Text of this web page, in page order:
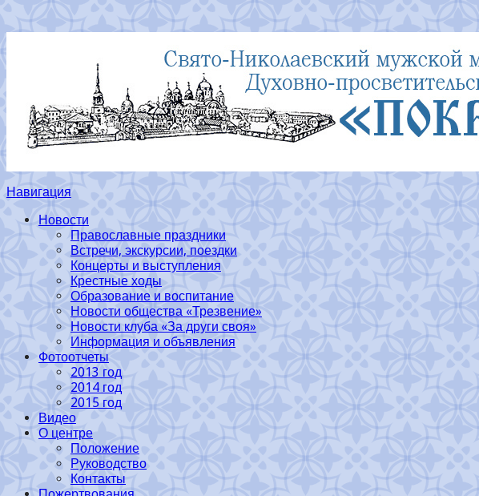
Навигация
Новости
Православные праздники
Встречи, экскурсии, поездки
Концерты и выступления
Крестные ходы
Образование и воспитание
Новости общества «Трезвение»
Новости клуба «За други своя»
Информация и объявления
Фотоотчеты
2013 год
2014 год
2015 год
Видео
О центре
Положение
Руководство
Контакты